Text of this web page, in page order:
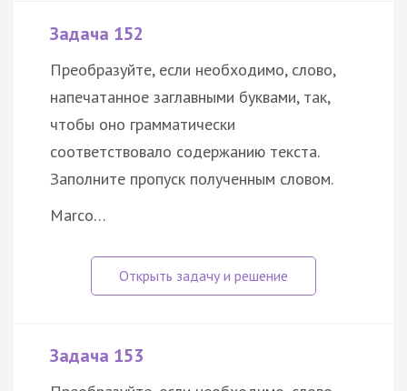
Задача 152
Преобразуйте, если необходимо, слово,
напечатанное заглавными буквами, так,
чтобы оно грамматически
соответствовало содержанию текста.
Заполните пропуск полученным словом.
Marco…
Задача 153